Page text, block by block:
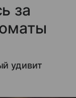
за
удивит